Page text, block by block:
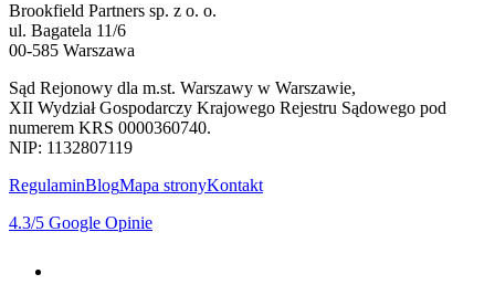
Brookfield Partners sp. z o. o.
ul. Bagatela 11/6
00-585 Warszawa
Sąd Rejonowy dla m.st. Warszawy w Warszawie,
XII Wydział Gospodarczy Krajowego Rejestru Sądowego pod
numerem KRS 0000360740.
NIP: 1132807119
RegulaminBlogMapa stronyKontakt
4.3/5 Google Opinie